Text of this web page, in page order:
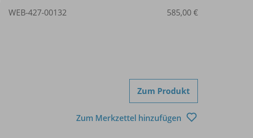
WEB-427-00132 585,00 €
Zum Produkt
Zum Merkzettel hinzufügen